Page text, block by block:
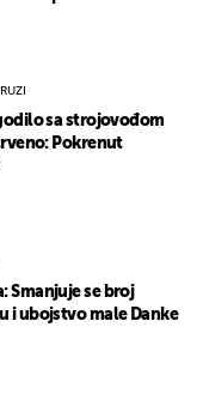
sa strojovođom
Pokrenut
Smanjuje se broj
i ubojstvo male Danke